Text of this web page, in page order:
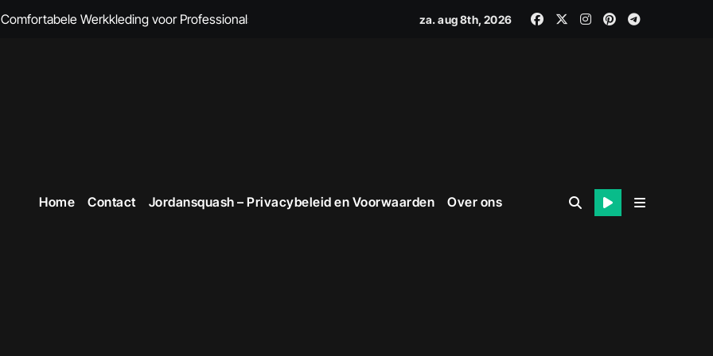
Werkkleding voor Professionals
Kleding
Overall Kopen voor Elke Gelegenheid
voor Dames
Veiligheid in Stijl
voor Stijlvolle en Functionele Outfits op de Werkvloer
Uitstraling op het Werk
Werkkleding in België
za. aug 8th, 2026
Home Contact Jordansquash – Privacybeleid en Voorwaarden Over ons